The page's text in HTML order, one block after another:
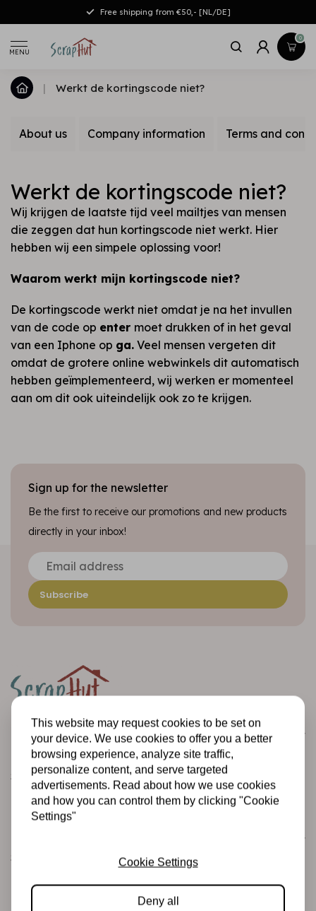
Free shipping from €50,- [NL/DE]
MENU
0
| Werkt de kortingscode niet?
About us Company information Terms and
Werkt de kortingscode niet?
Wij krijgen de laatste tijd veel mailtjes van mensen
die zeggen dat hun kortingscode niet werkt. Hier
hebben wij een simpele oplossing voor!
Waarom werkt mijn kortingscode niet?
De kortingscode werkt niet omdat je na het invullen
van de code op enter moet drukken of in het geval
van een Iphone op ga. Veel mensen vergeten dit
omdat de grotere online webwinkels dit automatisch
hebben geïmplementeerd, wij werken er momenteel
aan om dit ook uiteindelijk ook zo te krijgen.
Sign up for the newsletter
Be the first to receive our promotions and new products
directly in your inbox!
Subscribe
Customer service
Informatie
Shipping and returns
Betalingsmogelijkheden
Scrapbooking
Mixed Media
This website may request cookies to be set on
your device. We use cookies to offer you a better
browsing experience, analyze site traffic,
personalize content, and serve targeted
advertisements. Read about how we use cookies
and how you can control them by clicking "Cookie
Settings"
Cookie Settings
Deny all